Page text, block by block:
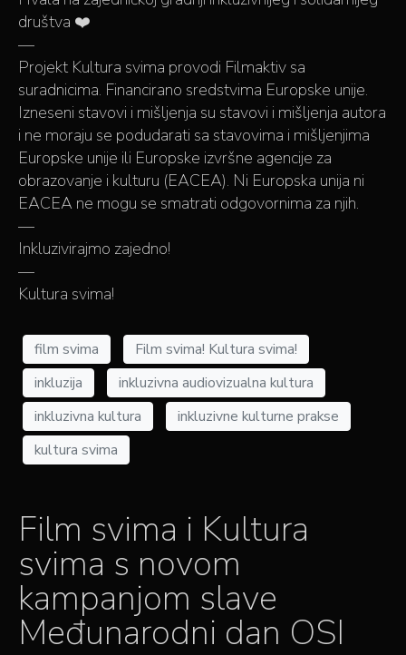
društva ❤️
—
Projekt Kultura svima provodi Filmaktiv sa
suradnicima. Financirano sredstvima Europske unije.
Izneseni stavovi i mišljenja su stavovi i mišljenja autora
i ne moraju se podudarati sa stavovima i mišljenjima
Europske unije ili Europske izvršne agencije za
obrazovanje i kulturu (EACEA). Ni Europska unija ni
EACEA ne mogu se smatrati odgovornima za njih.
—
Inkluzivirajmo zajedno!
—
Kultura svima!
film svima
Film svima! Kultura svima!
inkluzija
inkluzivna audiovizualna kultura
inkluzivna kultura
inkluzivne kulturne prakse
kultura svima
Film svima i Kultura
svima s novom
kampanjom slave
Međunarodni dan OSI